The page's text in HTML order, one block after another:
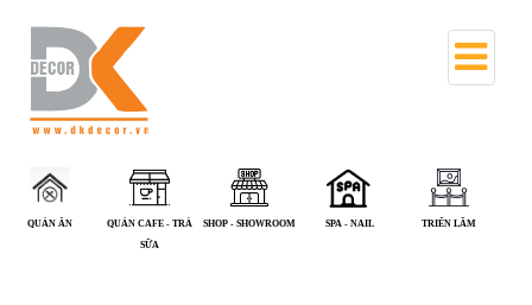
QUÁN CAFE - TRÀ
SHOP - SHOWROOM SPA - NAIL TRIỂN LÃM VĂN PHÒNG